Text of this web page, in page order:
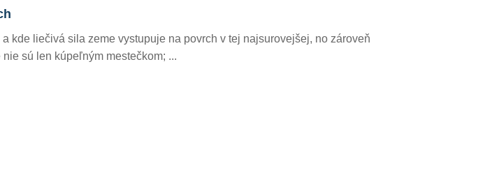
kde liečivá sila zeme vystupuje na povrch v tej najsurovejšej, no zároveň
sú len kúpeľným mestečkom; ...